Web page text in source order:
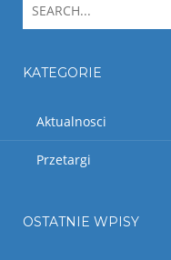
KATEGORIE
Aktualnosci
Przetargi
OSTATNIE WPISY